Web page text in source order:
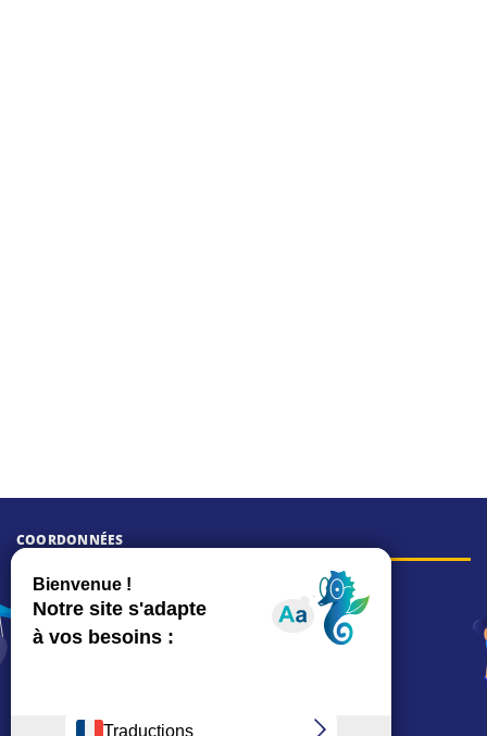
COORDONNÉES
Hôtel de ville
15, rue Charles-Duflos
01 41 19 83 00
01 71 11 45 45